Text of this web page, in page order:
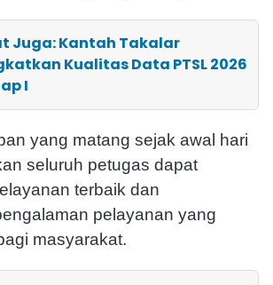
Juga: Kantah Takalar
Kualitas Data PTSL 2026
I
yang matang sejak awal hari
seluruh petugas dapat
terbaik dan
pelayanan yang
masyarakat.